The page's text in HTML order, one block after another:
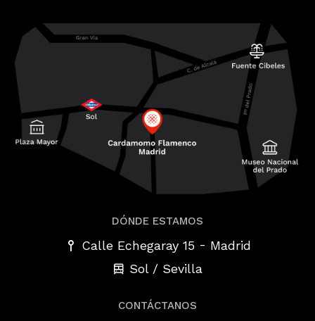
DÓNDE ESTAMOS
Calle Echegaray 15 - Madrid
Sol / Sevilla
CONTÁCTANOS